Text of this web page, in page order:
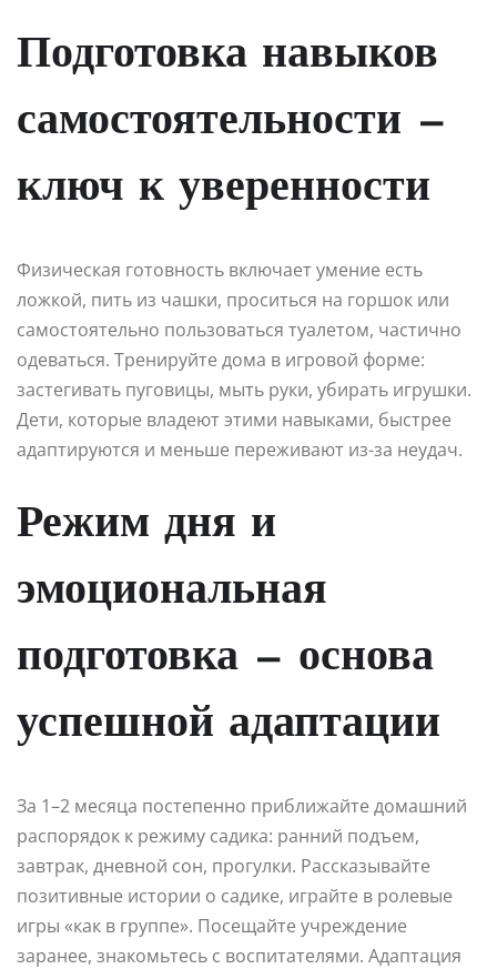
Подготовка навыков
самостоятельности —
ключ к уверенности
Физическая готовность включает умение есть
ложкой, пить из чашки, проситься на горшок или
самостоятельно пользоваться туалетом, частично
одеваться. Тренируйте дома в игровой форме:
застегивать пуговицы, мыть руки, убирать игрушки.
Дети, которые владеют этими навыками, быстрее
адаптируются и меньше переживают из-за неудач.
Режим дня и
эмоциональная
подготовка — основа
успешной адаптации
За 1–2 месяца постепенно приближайте домашний
распорядок к режиму садика: ранний подъем,
завтрак, дневной сон, прогулки. Рассказывайте
позитивные истории о садике, играйте в ролевые
игры «как в группе». Посещайте учреждение
заранее, знакомьтесь с воспитателями. Адаптация